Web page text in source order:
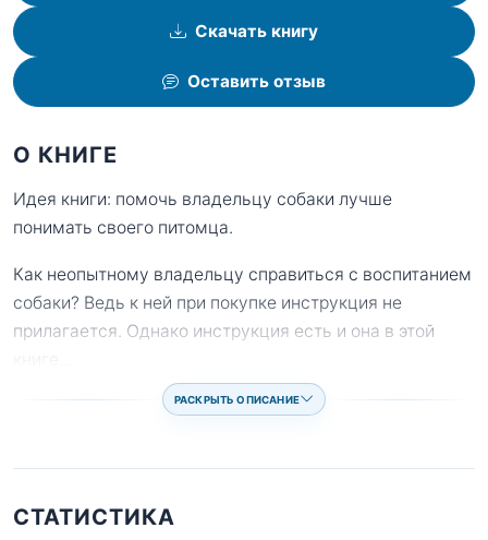
Скачать книгу
Оставить отзыв
О КНИГЕ
Идея книги: помочь владельцу собаки лучше
понимать своего питомца.
Как неопытному владельцу справиться с воспитанием
собаки? Ведь к ней при покупке инструкция не
прилагается. Однако инструкция есть и она в этой
РАСКРЫТЬ ОПИСАНИЕ
СТАТИСТИКА